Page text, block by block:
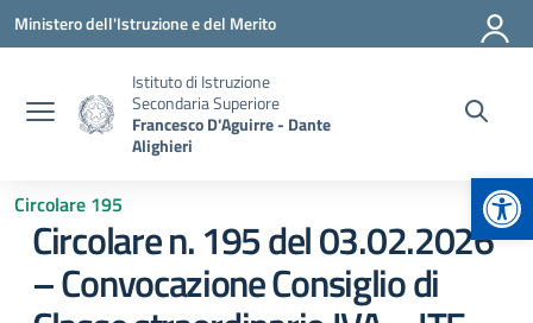
Vai ai contenuti
Vai al menu di navigazione
Vai al footer
Ministero dell'Istruzione e del Merito
Istituto di Istruzione
Secondaria Superiore
Francesco D'Aguirre - Dante
Alighieri
Circolare 195
Circolare n. 195 del 03.02.2026
– Convocazione Consiglio di